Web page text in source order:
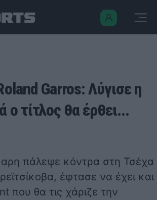
Garros: Λύγισε η
ο τίτλος θα έρθει...
πάλεψε κόντρα στη Τσέχα
έφτασε να έχει και
που θα τις χάριζε την